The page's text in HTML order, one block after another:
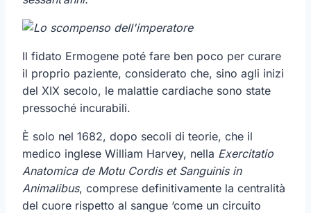
Il fidato Ermogene poté fare ben poco per curare
il proprio paziente, considerato che, sino agli inizi
del XIX secolo, le malattie cardiache sono state
pressoché incurabili.
È solo nel 1682, dopo secoli di teorie, che il
medico inglese William Harvey, nella Exercitatio
Anatomica de Motu Cordis et Sanguinis in
Animalibus, comprese definitivamente la centralità
del cuore rispetto al sangue ‘come un circuito